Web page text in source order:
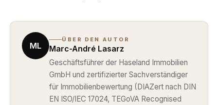
ML
ÜBER DEN AUTOR
Marc-André Lasarz
Geschäftsführer der Haseland Immobilien
GmbH und zertifizierter Sachverständiger
für Immobilienbewertung (DIAZert nach DIN
EN ISO/IEC 17024, TEGoVA Recognised